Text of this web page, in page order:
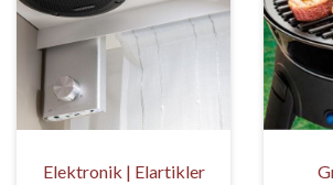
Elektronik | Elartikler